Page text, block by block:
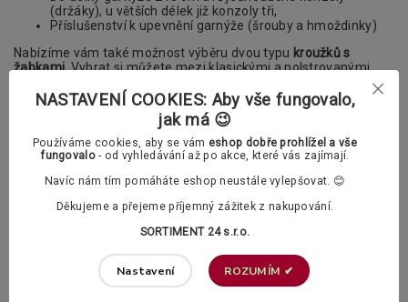
(držáky), u větších délek již konzoly tři,
Příslušenství k upevnění garnýže (šrouby a hmoždinky)
Nabízíme vám také možnost výběru dvou typu kroužků s
žabkami. Vybrat si můžete mezi klasickými a polstrovanými
V příslušenství si v případě potřeby můžete
dokoupit také PVC háčky.
Klasické záclonové kroužky
NASTAVENÍ COOKIES: Aby vše fungovalo,
jak má 😉
Používáme cookies, aby se vám eshop dobře prohlížel a vše
fungovalo- od vyhledávání až po akce, které vás zajímají.
Navíc nám tím pomáháte eshop neustále vylepšovat. 😊
Děkujeme a přejeme příjemný zážitek z nakupování.
SORTIMENT 24 s.r.o.
Nastavení ROZUMÍM ✔